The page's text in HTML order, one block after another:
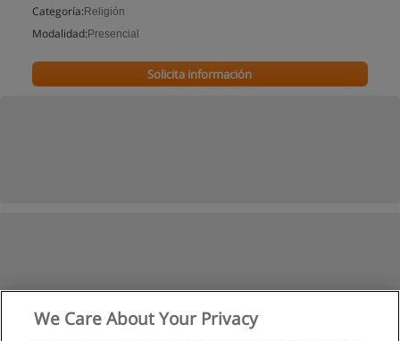
Categoría: Religión
Modalidad: Presencial
Solicita información
We Care About Your Privacy